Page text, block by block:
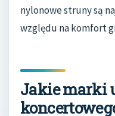
nylonowe struny są
względu na komfort
Jakie marki